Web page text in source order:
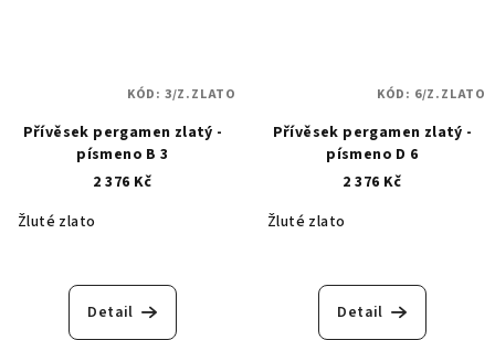
Přívěsek pergamen zlatý -
písmeno B 3
2 376 Kč
Žluté zlato
Detail
KÓD: 3/Z.ZLATO
Přívěsek pergamen zlatý -
písmeno D 6
2 376 Kč
Žluté zlato
Detail
KÓD: 6/Z.ZLATO